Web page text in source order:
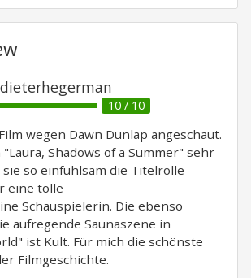
10 / 10
wegen Dawn Dunlap angeschaut.
Shadows of a Summer" sehr
so einfühlsam die Titelrolle
eine tolle
Schauspielerin. Die ebenso
aufregende Saunaszene in
ist Kult. Für mich die schönste
Filmgeschichte.